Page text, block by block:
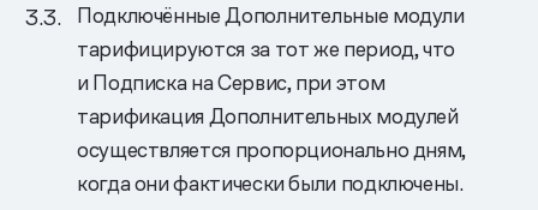
Подключённые Дополнительные модули
тарифицируются за тот же период, что
и Подписка на Сервис, при этом
тарификация Дополнительных модулей
осуществляется пропорционально дням,
когда они фактически были подключены.